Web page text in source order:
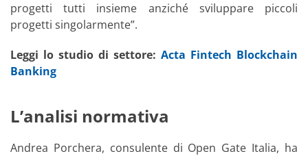
progetti tutti insieme anziché sviluppare piccoli
progetti singolarmente”.
Leggi lo studio di settore: Acta Fintech Blockchain
Banking
L’analisi normativa
Andrea Porchera, consulente di Open Gate Italia, ha